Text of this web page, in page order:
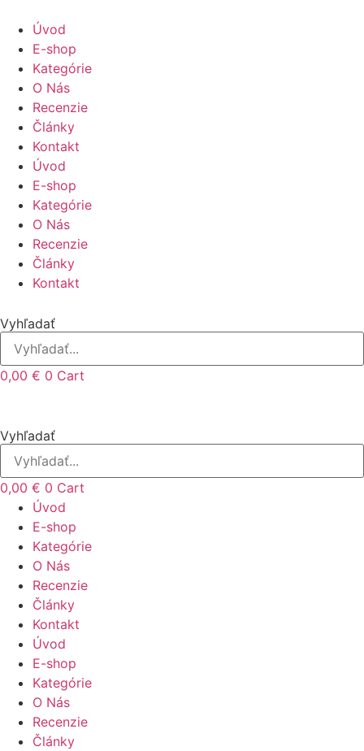
Úvod
E-shop
Kategórie
O Nás
Recenzie
Články
Kontakt
Úvod
E-shop
Kategórie
O Nás
Recenzie
Články
Kontakt
Vyhľadať
0,00 € 0 Cart
Vyhľadať
0,00 € 0 Cart
Úvod
E-shop
Kategórie
O Nás
Recenzie
Články
Kontakt
Úvod
E-shop
Kategórie
O Nás
Recenzie
Články